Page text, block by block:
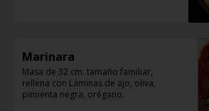
Marinara
Masa de 32 cm. tamaño familiar,
rellena con Láminas de ajo, oliva,
pimienta negra, orégano.